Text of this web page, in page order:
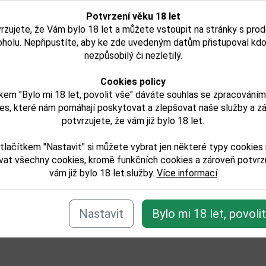
Potvrzení věku 18 let
že Vám bylo 18 let a můžete vstoupit na stránky s
Nepřipustíte, aby ke zde uvedeným datům přistupoval
nezpůsobilý či nezletilý.
Cookies policy
"Bylo mi 18 let, povolit vše" dáváte souhlas se
které nám pomáhají poskytovat a zlepšovat naše služby a
potvrzujete, že vám již bylo 18 let.
"Nastavit" si můžete vybrat jen některé typy cookies
všechny cookies, kromě funkčních cookies a zároveň
vám již bylo 18 let.služby. Více informací
Nastavit Bylo mi 18 let,
419,00 Kč
Detail Detail
zařazeno v těchto kategoriích:
Zpět